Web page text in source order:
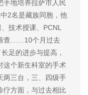
手地培养拉萨市人民
2名是藏族同胞，他
技术授课、PCNL
查……10个月过去
足的进步与提高，
这个新生科室的手术
两三台，三、四级手
疗方面，与过去相比